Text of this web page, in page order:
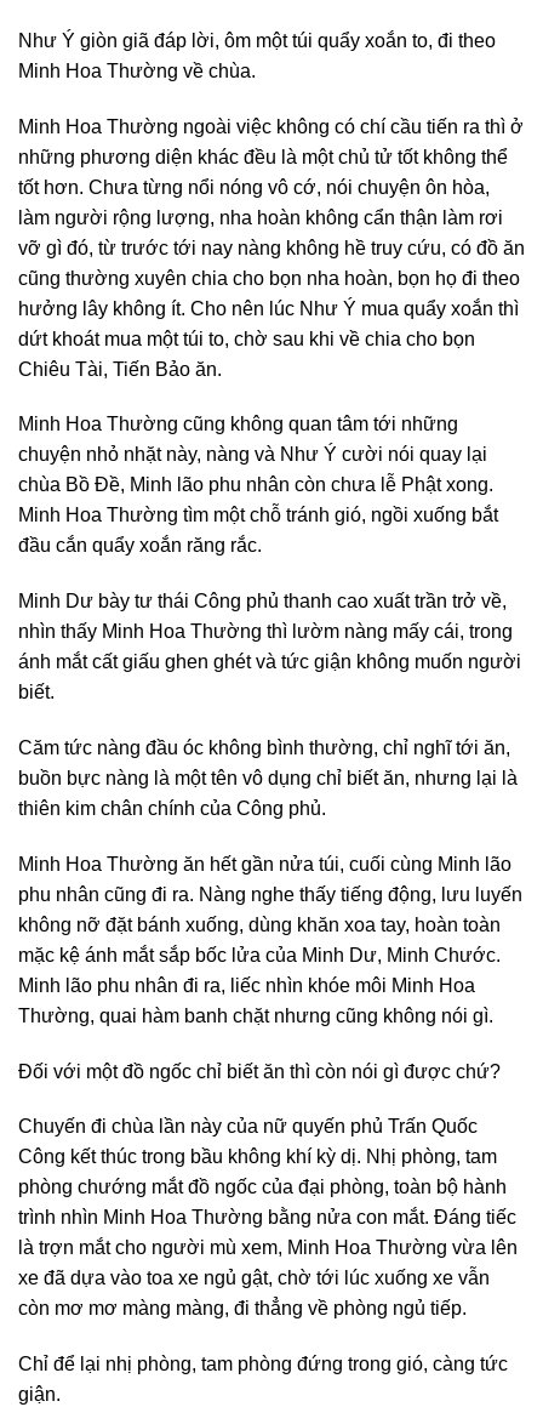
Như Ý giòn giã đáp lời, ôm một túi quẩy xoắn to, đi theo
Minh Hoa Thường về chùa.
Minh Hoa Thường ngoài việc không có chí cầu tiến ra thì ở
những phương diện khác đều là một chủ tử tốt không thể
tốt hơn. Chưa từng nổi nóng vô cớ, nói chuyện ôn hòa,
làm người rộng lượng, nha hoàn không cẩn thận làm rơi
vỡ gì đó, từ trước tới nay nàng không hề truy cứu, có đồ ăn
cũng thường xuyên chia cho bọn nha hoàn, bọn họ đi theo
hưởng lây không ít. Cho nên lúc Như Ý mua quẩy xoắn thì
dứt khoát mua một túi to, chờ sau khi về chia cho bọn
Chiêu Tài, Tiến Bảo ăn.
Minh Hoa Thường cũng không quan tâm tới những
chuyện nhỏ nhặt này, nàng và Như Ý cười nói quay lại
chùa Bồ Đề, Minh lão phu nhân còn chưa lễ Phật xong.
Minh Hoa Thường tìm một chỗ tránh gió, ngồi xuống bắt
đầu cắn quẩy xoắn răng rắc.
Minh Dư bày tư thái Công phủ thanh cao xuất trần trở về,
nhìn thấy Minh Hoa Thường thì lườm nàng mấy cái, trong
ánh mắt cất giấu ghen ghét và tức giận không muốn người
biết.
Căm tức nàng đầu óc không bình thường, chỉ nghĩ tới ăn,
buồn bực nàng là một tên vô dụng chỉ biết ăn, nhưng lại là
thiên kim chân chính của Công phủ.
Minh Hoa Thường ăn hết gần nửa túi, cuối cùng Minh lão
phu nhân cũng đi ra. Nàng nghe thấy tiếng động, lưu luyến
không nỡ đặt bánh xuống, dùng khăn xoa tay, hoàn toàn
mặc kệ ánh mắt sắp bốc lửa của Minh Dư, Minh Chước.
Minh lão phu nhân đi ra, liếc nhìn khóe môi Minh Hoa
Thường, quai hàm banh chặt nhưng cũng không nói gì.
Đối với một đồ ngốc chỉ biết ăn thì còn nói gì được chứ?
Chuyến đi chùa lần này của nữ quyến phủ Trấn Quốc
Công kết thúc trong bầu không khí kỳ dị. Nhị phòng, tam
phòng chướng mắt đồ ngốc của đại phòng, toàn bộ hành
trình nhìn Minh Hoa Thường bằng nửa con mắt. Đáng tiếc
là trợn mắt cho người mù xem, Minh Hoa Thường vừa lên
xe đã dựa vào toa xe ngủ gật, chờ tới lúc xuống xe vẫn
còn mơ mơ màng màng, đi thẳng về phòng ngủ tiếp.
Chỉ để lại nhị phòng, tam phòng đứng trong gió, càng tức
giận.